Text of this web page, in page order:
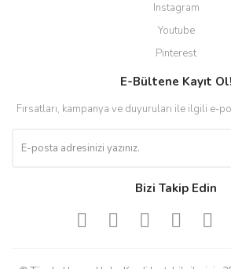
Instagram
Youtube
Pinterest
E-Bültene Kayıt Ol!
Fırsatları, kampanya ve duyuruları ile ilgili e-
Bizi Takip Edin